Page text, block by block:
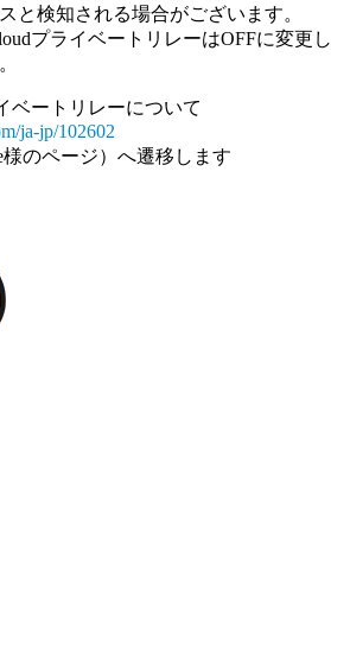
と検知される場合がございます。
プライベートリレーはOFFに変更し
ベートリレーについて
ja-jp/102602
のページ）へ遷移します